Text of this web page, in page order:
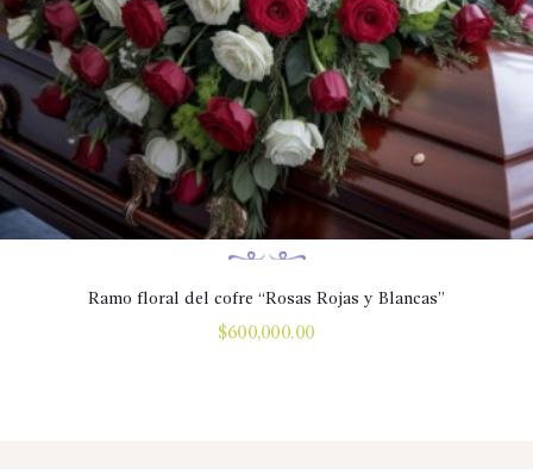
Ramo floral del cofre “Rosas Rojas y Blancas”
$600,000.00